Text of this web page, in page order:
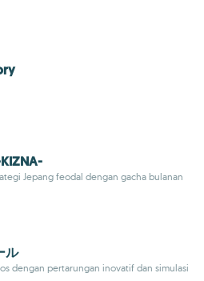
Jepang feodal dengan gacha bulanan
ル
dengan pertarungan inovatif dan simulasi